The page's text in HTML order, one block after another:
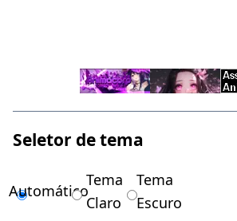
Seletor de tema
Automático
Tema
Claro
Tema
Escuro